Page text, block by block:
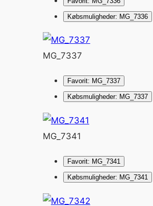
Købsmuligheder: MG_7336
MG_7337
Favorit: MG_7337
Købsmuligheder: MG_7337
MG_7341
Favorit: MG_7341
Købsmuligheder: MG_7341